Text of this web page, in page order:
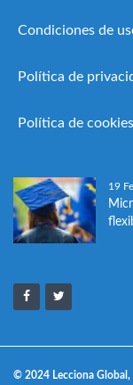
Condiciones de
Política de
Política de cookies
19
© 2024 Lecciona Global,